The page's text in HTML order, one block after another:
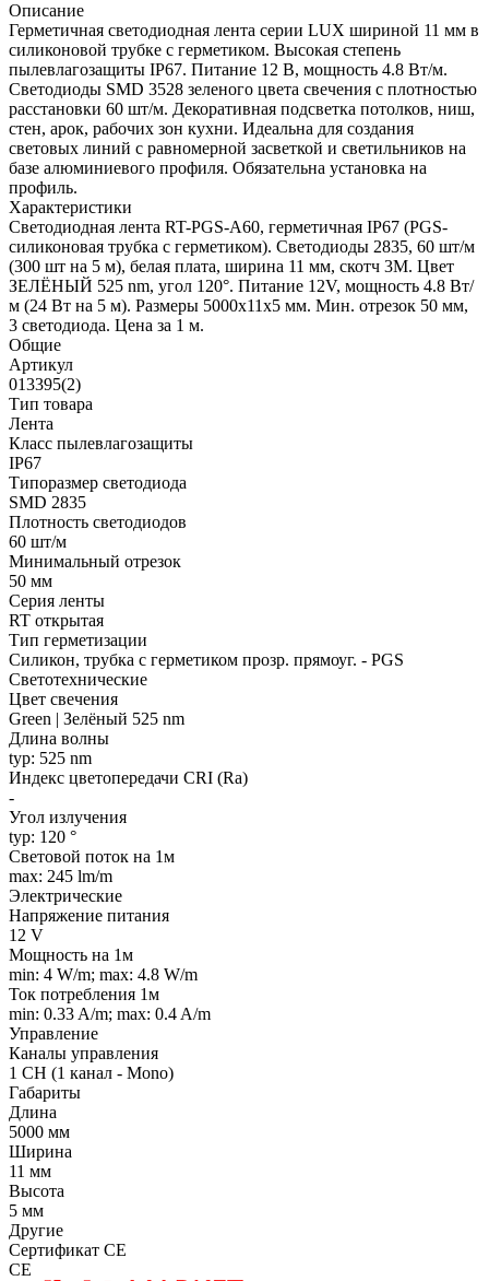
Описание
Герметичная светодиодная лента серии LUX шириной 11 мм в
силиконовой трубке с герметиком. Высокая степень
пылевлагозащиты IP67. Питание 12 В, мощность 4.8 Вт/м.
Светодиоды SMD 3528 зеленого цвета свечения с плотностью
расстановки 60 шт/м. Декоративная подсветка потолков, ниш,
стен, арок, рабочих зон кухни. Идеальна для создания
световых линий с равномерной засветкой и светильников на
базе алюминиевого профиля. Обязательна установка на
профиль.
Характеристики
Светодиодная лента RT-PGS-A60, герметичная IP67 (PGS-
силиконовая трубка с герметиком). Светодиоды 2835, 60 шт/м
(300 шт на 5 м), белая плата, ширина 11 мм, скотч 3M. Цвет
ЗЕЛЁНЫЙ 525 nm, угол 120°. Питание 12V, мощность 4.8 Вт/
м (24 Вт на 5 м). Размеры 5000x11x5 мм. Мин. отрезок 50 мм,
3 светодиода. Цена за 1 м.
Общие
Артикул
013395(2)
Тип товара
Лента
Класс пылевлагозащиты
IP67
Типоразмер светодиода
SMD 2835
Плотность светодиодов
60 шт/м
Минимальный отрезок
50 мм
Серия ленты
RT открытая
Тип герметизации
Силикон, трубка с герметиком прозр. прямоуг. - PGS
Светотехнические
Цвет свечения
Green | Зелёный 525 nm
Длина волны
typ: 525 nm
Индекс цветопередачи CRI (Ra)
-
Угол излучения
typ: 120 °
Световой поток на 1м
max: 245 lm/m
Электрические
Напряжение питания
12 V
Мощность на 1м
min: 4 W/m; max: 4.8 W/m
Ток потребления 1м
min: 0.33 A/m; max: 0.4 A/m
Управление
Каналы управления
1 CH (1 канал - Mono)
Габариты
Длина
5000 мм
Ширина
11 мм
Высота
5 мм
Другие
Сертификат CE
CE